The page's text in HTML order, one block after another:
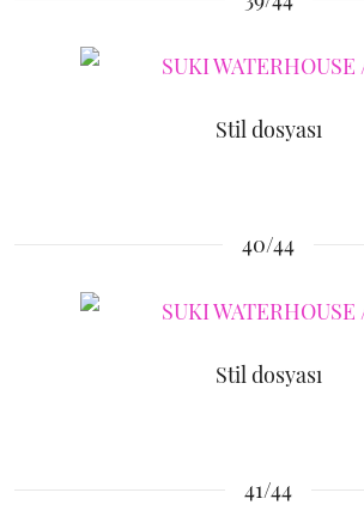
Stil dosyası
40/44
Stil dosyası
41/44